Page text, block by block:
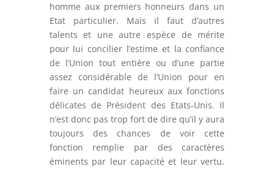
homme aux premiers honneurs dans un
Etat particulier. Mais il faut d’autres
talents et une autre espèce de mérite
pour lui concilier l’estime et la confiance
de l’Union tout entière ou d’une partie
assez considérable de l’Union pour en
faire un candidat heureux aux fonctions
délicates de Président des Etats-Unis. Il
n’est donc pas trop fort de dire qu’il y aura
toujours des chances de voir cette
fonction remplie par des caractères
éminents par leur capacité et leur vertu.